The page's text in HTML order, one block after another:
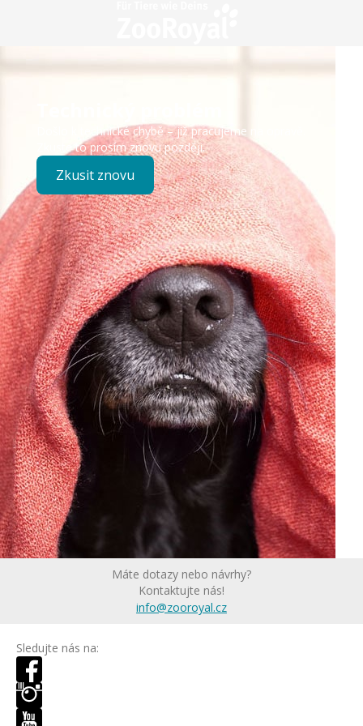
Došlo k technické chybě – již pracujeme na opravě.
Zkuste to prosím znovu později.
Zkusit znovu
Máte dotazy nebo návrhy?
Kontaktujte nás!
info@zooroyal.cz
Sledujte nás na: